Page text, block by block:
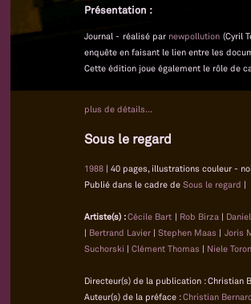
Présentation :
Journal - réalisé par newpollution (Cyril
enquête en faisant le lien entre les
Cette édition joue également le rôle de
plus de détails...
Sous le regard
1988 | 40 pages, illustrations couleur -
Publié dans le cadre de Sous le regard |
Artiste(s) :Cécile Bart | Rob Birza |
| Bertrand Lavier |Stephen Maas | Joris
Suchorski | Clément Thomas | Niele
Directeur(s) de la publication : Christian
Auteur(s) de la préface :Christian